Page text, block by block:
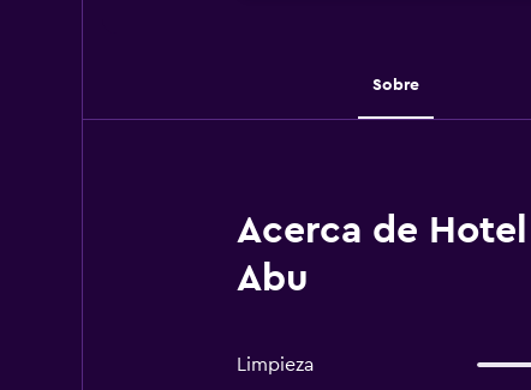
Sobre
Acerca de
Abu
Limpieza